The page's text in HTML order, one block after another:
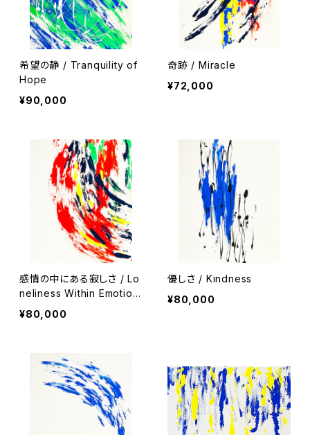
希望の静 / Tranquility of
Hope
¥90,000
奇跡 / Miracle
¥72,000
感情の中にある寂しさ / Lo
neliness Within Emotion
s
¥80,000
優しさ / Kindness
¥80,000